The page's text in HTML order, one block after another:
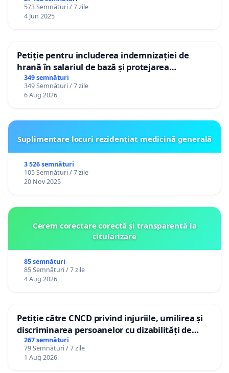
573 Semnături / 7 zile
4 Jun 2025
Petiție pentru includerea indemnizației de
hrană în salariul de bază și protejarea
gradațiilor de vechime pentru asistenții
personali
349 semnături
349 Semnături / 7 zile
6 Aug 2026
Suplimentare locuri rezidențiat medicină generală
3 526 semnături
105 Semnături / 7 zile
20 Nov 2025
Cerem corectare corectă și transparentă la
titularizare
85 semnături
85 Semnături / 7 zile
4 Aug 2026
Petiție către CNCD privind injuriile, umilirea și
discriminarea persoanelor cu dizabilități de
către utilizatorul TikTok „Gorici”
267 semnături
79 Semnături / 7 zile
1 Aug 2026